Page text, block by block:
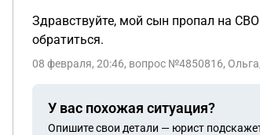
Здравствуйте, мой сын пропал на
обратиться.
08 февраля, 20:46, вопрос №4850816,
У вас похожая ситуация?
Опишите свои детали — юрист